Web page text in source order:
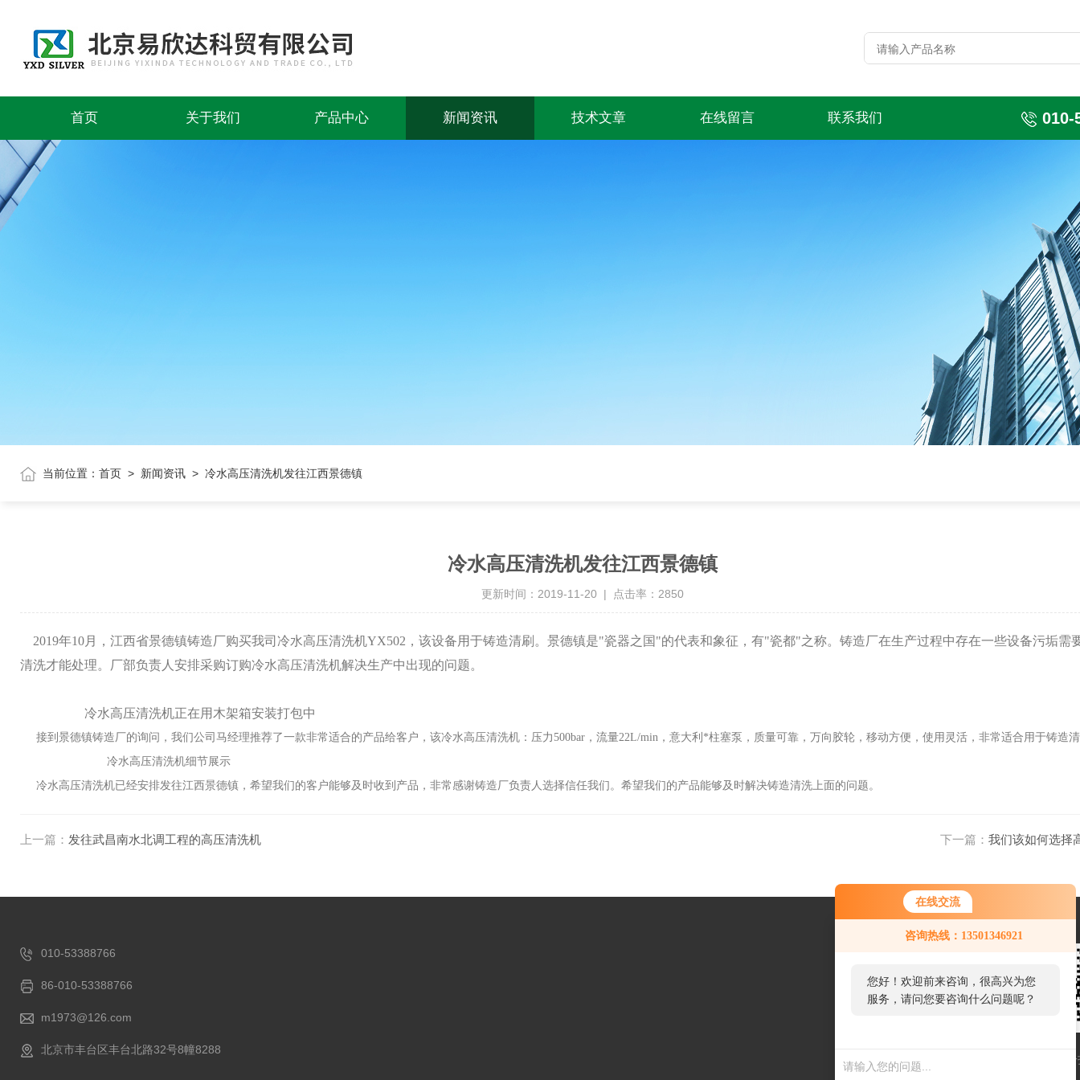
在线交流
咨询热线：13501346921
您好！欢迎前来咨询，很高兴为您
服务，请问您要咨询什么问题呢？
首页 关于我们 产品中心 新闻资讯 技术文章 在线留言 联系我们 010-
当前位置： 首页 > 新闻资讯 > 冷水高压清洗机发往江西景德镇
冷水高压清洗机发往江西景德镇
更新时间：2019-11-20 | 点击率：2850
2019年10月，江西省景德镇铸造厂购买我司冷水高压清洗机YX502，该设备用于铸造清刷。景德镇是"瓷器之国"的代表和象征，有"瓷都"之称。铸造厂在生产过程中存在一些设备污垢需
清洗才能处理。厂部负责人安排采购订购冷水高压清洗机解决生产中出现的问题。
冷水高压清洗机正在用木架箱安装打包中
接到景德镇铸造厂的询问，我们公司马经理推荐了一款非常适合的产品给客户，该冷水高压清洗机：压力500bar，流量22L/min，意大利*柱塞泵，质量可靠，万向胶轮，移动方便，使用灵活，非常适合用于铸造
冷水高压清洗机细节展示
冷水高压清洗机已经安排发往江西景德镇，希望我们的客户能够及时收到产品，非常感谢铸造厂负责人选择信任我们。希望我们的产品能够及时解决铸造清洗上面的问题。
上一篇： 发往武昌南水北调工程的高压清洗机 下一篇： 我们该如何选择
010-53388766
86-010-53388766
m1973@126.com
北京市丰台区丰台北路32号8幢8288
扫
扫一扫联系我们